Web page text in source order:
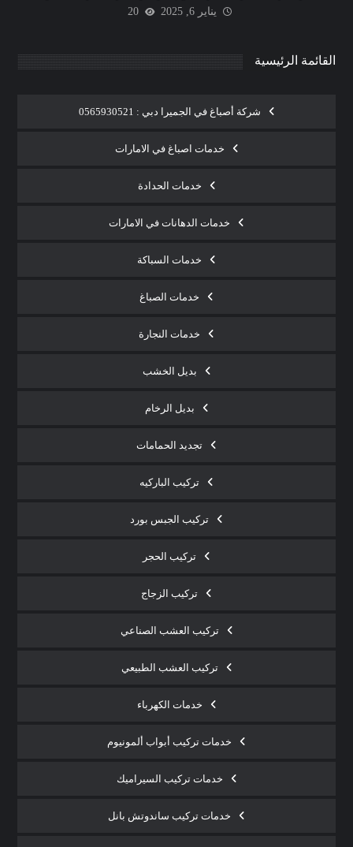
يناير 6, 2025
20
القائمة الرئيسية
شركة أصباغ في الجميرا دبي : 0565930521
خدمات اصباغ في الامارات
خدمات الحدادة
خدمات الدهانات في الامارات
خدمات السباكة
خدمات الصباغ
خدمات النجارة
بديل الخشب
بديل الرخام
تجديد الحمامات
تركيب الباركيه
تركيب الجبس بورد
تركيب الحجر
تركيب الزجاج
تركيب العشب الصناعي
تركيب العشب الطبيعي
خدمات الكهرباء
خدمات تركيب أبواب ألمونيوم
خدمات تركيب السيراميك
خدمات تركيب ساندوتش بانل